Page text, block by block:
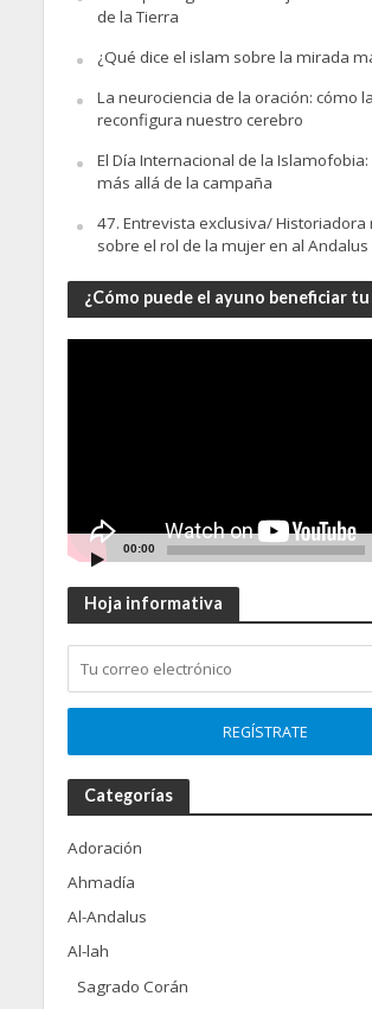
de la Tierra
¿Qué dice el islam sobre la mirada
La neurociencia de la oración: cómo
reconfigura nuestro cerebro
El Día Internacional de la
más allá de la campaña
47. Entrevista exclusiva/ Historiadora
sobre el rol de la mujer en al Andalus
¿Cómo puede el ayuno beneficiar tu
00:00
Hoja informativa
Categorías
Adoración
Ahmadía
Al-Andalus
Al-lah
Sagrado Corán